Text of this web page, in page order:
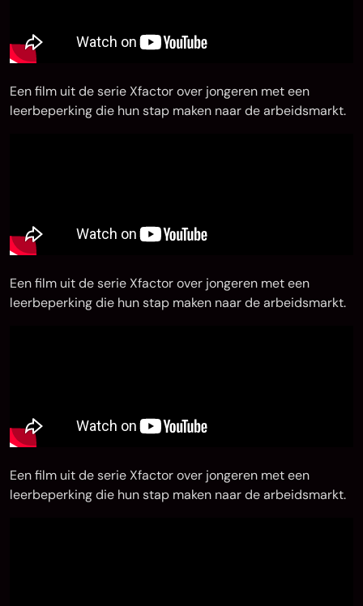
Een film uit de serie Xfactor over jongeren met een
leerbeperking die hun stap maken naar de arbeidsmarkt.
Een film uit de serie Xfactor over jongeren met een
leerbeperking die hun stap maken naar de arbeidsmarkt.
Een film uit de serie Xfactor over jongeren met een
leerbeperking die hun stap maken naar de arbeidsmarkt.